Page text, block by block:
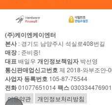
(주)케이엔케이엔터
본사: 경기도 남양주시 석실로408번길
매장: 준비중!
대표배일우 개인정보책임자박선영
통신판매업신고번호제 2018-와부조안-
사업자 등록번호 105-87-75544
전화01077651014팩스030334476901
이용약관
개인정보처리방침